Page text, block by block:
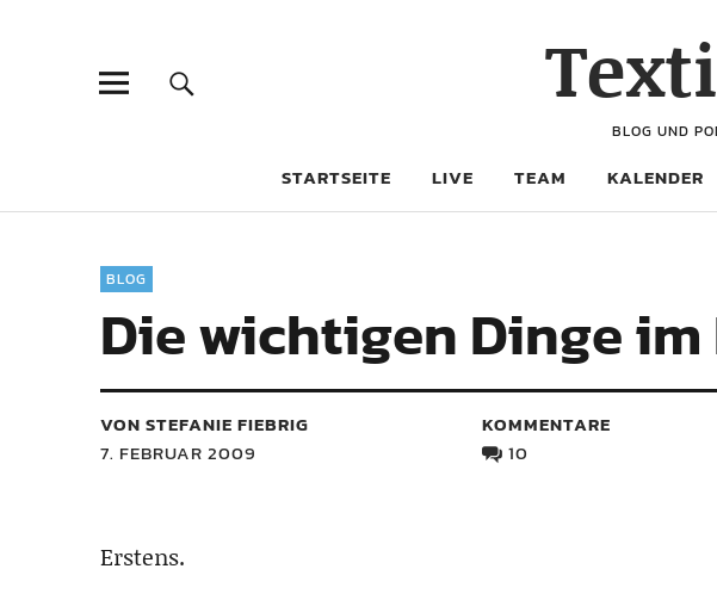
BLOG UND
STARTSEITE LIVE TEAM KALENDER
BLOG
Die wichtigen Dinge im
VON STEFANIE FIEBRIG
7. FEBRUAR 2009
KOMMENTARE
10
Erstens.